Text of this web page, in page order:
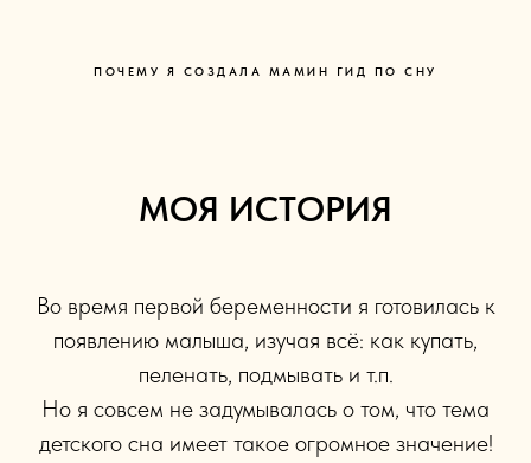
ПОЧЕМУ Я СОЗДАЛА МАМИН ГИД ПО СНУ
МОЯ ИСТОРИЯ
Во время первой беременности я готовилась к
появлению малыша, изучая всё: как купать,
пеленать, подмывать и т.п.
Но я совсем не задумывалась о том, что тема
детского сна имеет такое огромное значение!